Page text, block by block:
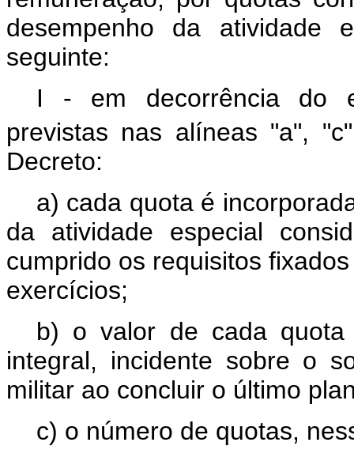
desempenho da atividade
seguinte:
I - em decorrência do
previstas nas alíneas "a",
Decreto:
a) cada quota é
da atividade especial
cumprido os requisitos
exercícios;
b) o valor de cada
integral, incidente sobre o
militar ao concluir o último
c) o número de quotas,